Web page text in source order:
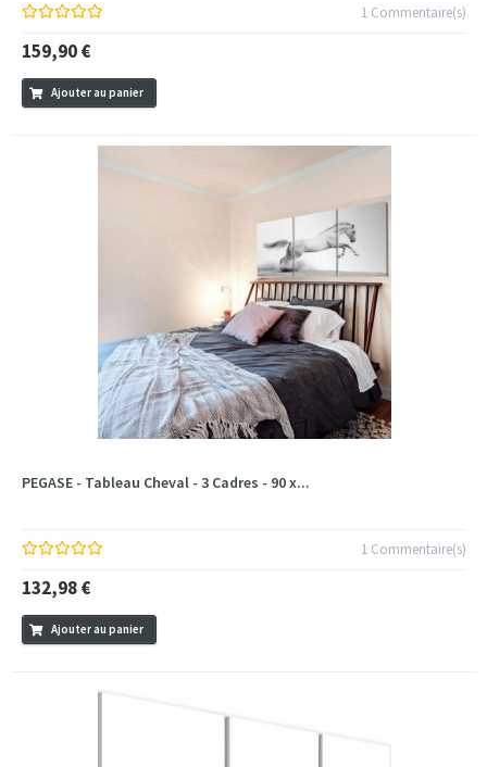
1 Commentaire(s)
159,90 €
Ajouter au panier
PEGASE - Tableau Cheval - 3 Cadres - 90 x...
1 Commentaire(s)
132,98 €
Ajouter au panier